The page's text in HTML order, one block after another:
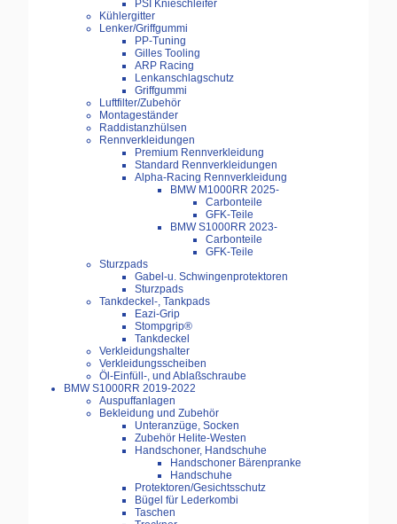
PSI Knieschleifer
Kühlergitter
Lenker/Griffgummi
PP-Tuning
Gilles Tooling
ARP Racing
Lenkanschlagschutz
Griffgummi
Luftfilter/Zubehör
Montageständer
Raddistanzhülsen
Rennverkleidungen
Premium Rennverkleidung
Standard Rennverkleidungen
Alpha-Racing Rennverkleidung
BMW M1000RR 2025-
Carbonteile
GFK-Teile
BMW S1000RR 2023-
Carbonteile
GFK-Teile
Sturzpads
Gabel-u. Schwingenprotektoren
Sturzpads
Tankdeckel-, Tankpads
Eazi-Grip
Stompgrip®
Tankdeckel
Verkleidungshalter
Verkleidungsscheiben
Öl-Einfüll-, und Ablaßschraube
BMW S1000RR 2019-2022
Auspuffanlagen
Bekleidung und Zubehör
Unteranzüge, Socken
Zubehör Helite-Westen
Handschoner, Handschuhe
Handschoner Bärenpranke
Handschuhe
Protektoren/Gesichtsschutz
Bügel für Lederkombi
Taschen